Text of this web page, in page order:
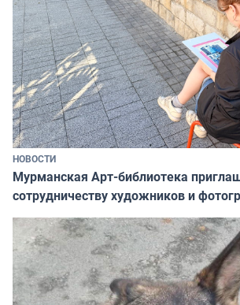
НОВОСТИ
Мурманская Арт-библиотека
сотрудничеству художников и